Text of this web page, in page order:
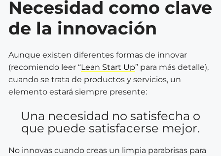
Necesidad como clave
de la innovación
Aunque existen diferentes formas de innovar
(recomiendo leer “Lean Start Up” para más detalle),
cuando se trata de productos y servicios, un
elemento estará siempre presente:
Una necesidad no satisfecha o
que puede satisfacerse mejor.
No innovas cuando creas un limpia parabrisas para